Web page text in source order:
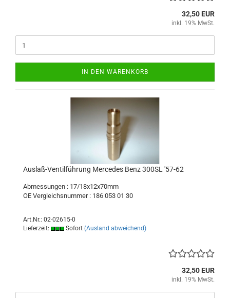
32,50 EUR
inkl. 19% MwSt.
IN DEN WARENKORB
Auslaß-Ventilführung Mercedes Benz 300SL '57-62
Abmessungen : 17/18x12x70mm
OE Vergleichsnummer : 186 053 01 30
Art.Nr.: 02-02615-0
Lieferzeit:
Sofort (Ausland abweichend)
32,50 EUR
inkl. 19% MwSt.